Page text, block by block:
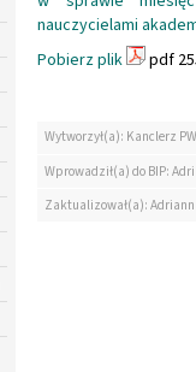
nauczycielami
Pobierz plik
pdf
Wytworzył(a): Kanclerz PW
Wprowadził(a) do BIP:
Zaktualizował(a):